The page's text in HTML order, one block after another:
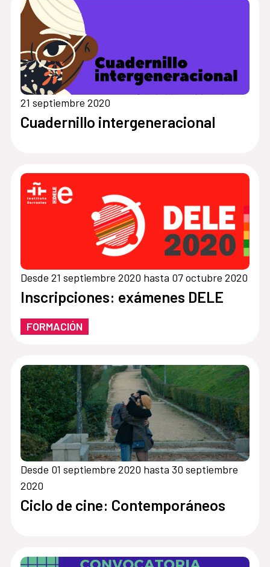
21 septiembre 2020
Cuadernillo intergeneracional
Desde 21 septiembre 2020 hasta 07 octubre 2020
Inscripciones: exámenes DELE
FORMACIÓN
Desde 01 septiembre 2020 hasta 30 septiembre
2020
Ciclo de cine: Contemporáneos